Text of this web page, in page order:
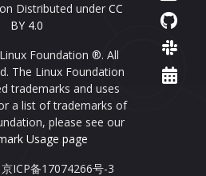
Distributed under CC
BY 4.0
Foundation ®. All
The Linux Foundation
trademarks and uses
a list of trademarks of
please see our
Usage page
ICP备17074266号-3